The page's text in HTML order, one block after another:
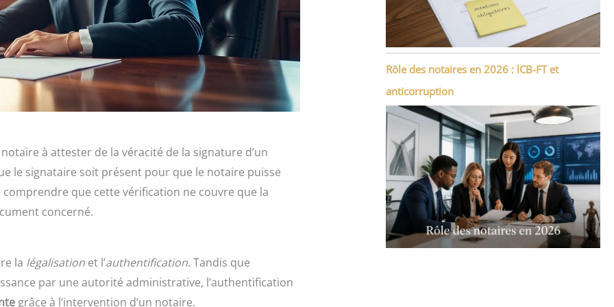
à attester de la véracité de la signature d’un
le signataire soit présent pour que le notaire puisse
comprendre que cette vérification ne couvre que la
concerné.
la légalisation et l’authentification. Tandis que
par une autorité administrative, l’authentification
grâce à l’intervention d’un notaire.
Rôle des notaires en 2026 : lCB-FT et
anticorruption